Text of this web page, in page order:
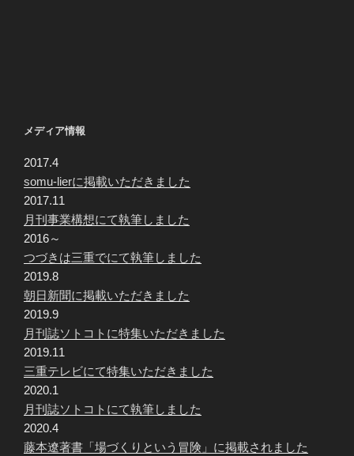
メディア情報
2017.4
somu-lierに掲載いただきました
2017.11
月刊事業構想にて執筆しました
2016～
つづきは三重でにて執筆しました
2019.8
朝日新聞に掲載いただきました
2019.9
月刊誌ソトコトに特集いただきました
2019.11
三重テレビにて特集いただきました
2020.1
月刊誌ソトコトにて執筆しました
2020.4
藤本遼著書「場づくりという冒険」に掲載されました